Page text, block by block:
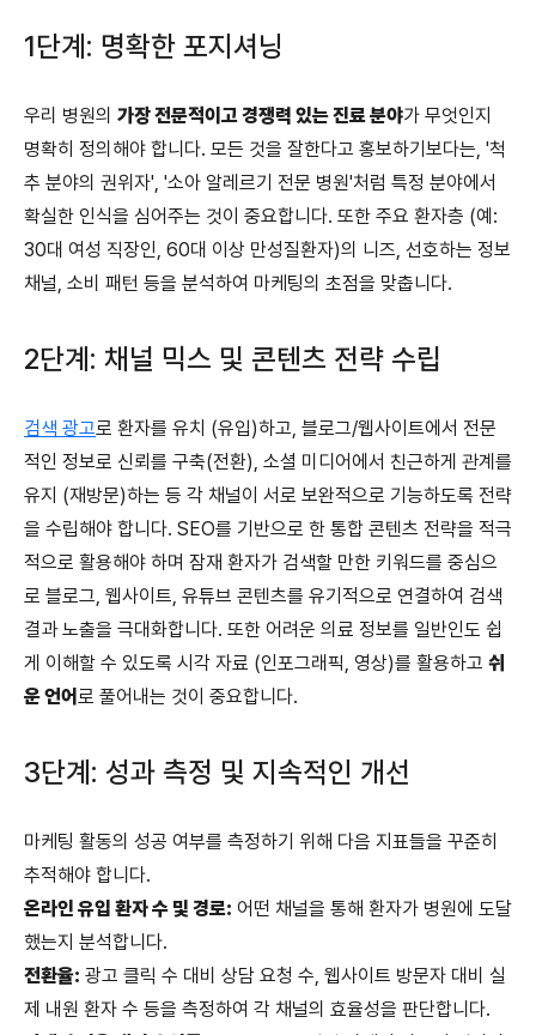
1단계: 명확한 포지셔닝
우리 병원의 가장 전문적이고 경쟁력 있는 진료 분야가 무엇인지
명확히 정의해야 합니다. 모든 것을 잘한다고 홍보하기보다는, '척
추 분야의 권위자', '소아 알레르기 전문 병원'처럼 특정 분야에서
확실한 인식을 심어주는 것이 중요합니다. 또한 주요 환자층 (예:
30대 여성 직장인, 60대 이상 만성질환자)의 니즈, 선호하는 정보
채널, 소비 패턴 등을 분석하여 마케팅의 초점을 맞춥니다.
2단계: 채널 믹스 및 콘텐츠 전략 수립
검색 광고로 환자를 유치 (유입)하고, 블로그/웹사이트에서 전문
적인 정보로 신뢰를 구축(전환), 소셜 미디어에서 친근하게 관계를
유지 (재방문)하는 등 각 채널이 서로 보완적으로 기능하도록 전략
을 수립해야 합니다. SEO를 기반으로 한 통합 콘텐츠 전략을 적극
적으로 활용해야 하며 잠재 환자가 검색할 만한 키워드를 중심으
로 블로그, 웹사이트, 유튜브 콘텐츠를 유기적으로 연결하여 검색
결과 노출을 극대화합니다. 또한 어려운 의료 정보를 일반인도 쉽
게 이해할 수 있도록 시각 자료 (인포그래픽, 영상)를 활용하고 쉬
운 언어 로 풀어내는 것이 중요합니다.
3단계: 성과 측정 및 지속적인 개선
마케팅 활동의 성공 여부를 측정하기 위해 다음 지표들을 꾸준히
추적해야 합니다.
온라인 유입 환자 수 및 경로: 어떤 채널을 통해 환자가 병원에 도달
했는지 분석합니다.
전환율: 광고 클릭 수 대비 상담 요청 수, 웹사이트 방문자 대비 실
제 내원 환자 수 등을 측정하여 각 채널의 효율성을 판단합니다.